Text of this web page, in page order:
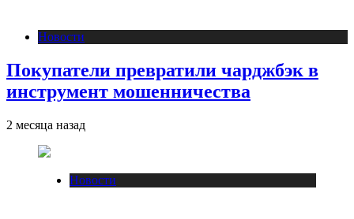
Новости
Покупатели превратили чарджбэк в
инструмент мошенничества
2 месяца назад
Новости